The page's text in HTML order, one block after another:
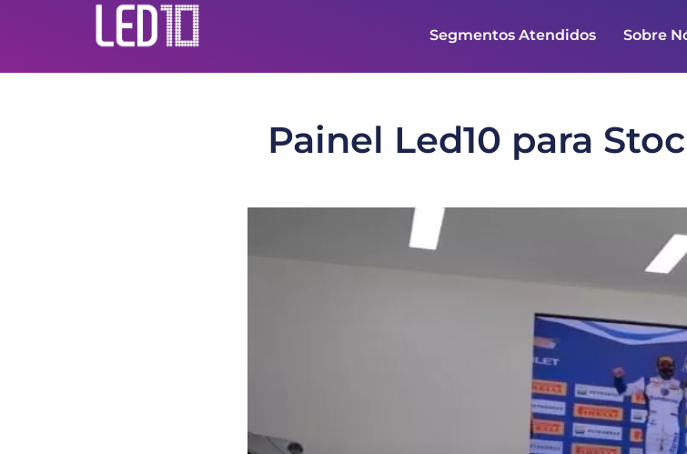
Segmentos Atendidos Sobre
Painel Led10 para